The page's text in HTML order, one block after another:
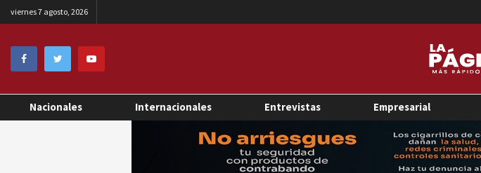
viernes 7 agosto, 2026
Nacionales Internacionales Entrevistas Empresarial